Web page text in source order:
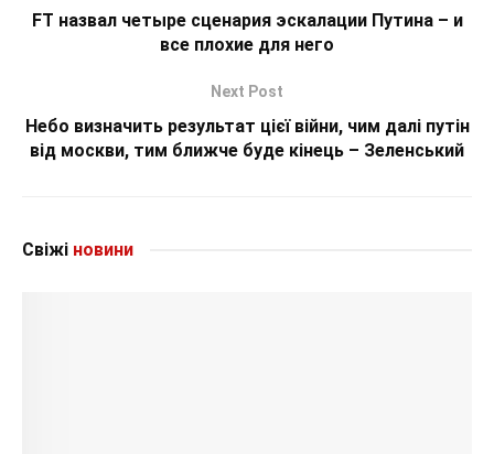
FT назвал четыре сценария эскалации Путина – и
все плохие для него
Next Post
Небо визначить результат цієї війни, чим далі путін
від москви, тим ближче буде кінець – Зеленський
Свіжі новини